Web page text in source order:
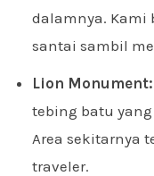
dalamnya. Kami
santai sambil
Lion Monument:
tebing batu
Area sekitarnya
traveler.